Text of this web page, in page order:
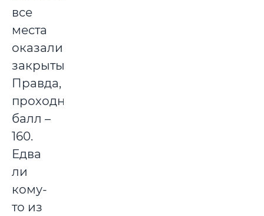
все
места
оказались
закрытыми.
Правда,
проходной
балл –
160.
Едва
ли
кому-
то из